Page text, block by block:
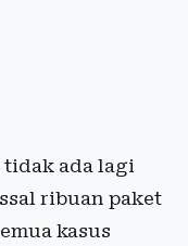
ada lagi
ribuan paket
kasus